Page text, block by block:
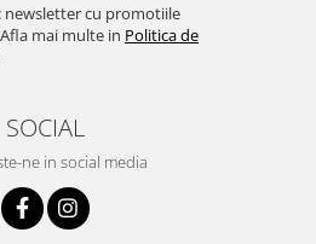
newsletter cu promotiile
mai multe in Politica de
SOCIAL
ne in social media